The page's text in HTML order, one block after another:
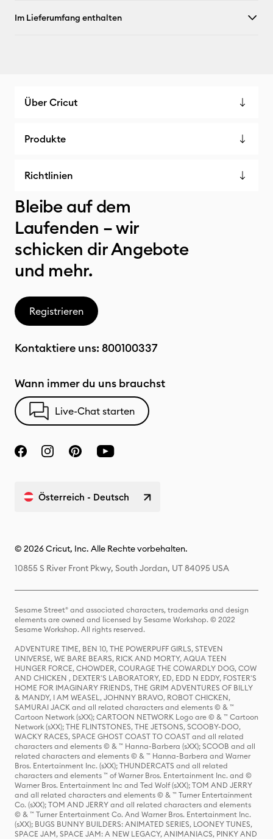
Im Lieferumfang enthalten
Über Cricut
Produkte
Richtlinien
Bleibe auf dem
Laufenden – wir
schicken dir Angebote
und mehr.
Registrieren
Kontaktiere uns: 800100337
Wann immer du uns brauchst
Live-Chat starten
Österreich - Deutsch
© 2026 Cricut, Inc. Alle Rechte vorbehalten.
10855 S River Front Pkwy, South Jordan, UT 84095 USA
Sesame Street® and associated characters, trademarks and design
elements are owned and licensed by Sesame Workshop. © 2022
Sesame Workshop. All rights reserved.
ADVENTURE TIME, BEN 10, THE POWERPUFF GIRLS, STEVEN
UNIVERSE, WE BARE BEARS, RICK AND MORTY, AQUA TEEN
HUNGER FORCE, CHOWDER, COURAGE THE COWARDLY DOG, COW
AND CHICKEN , DEXTER'S LABORATORY, ED, EDD N EDDY, FOSTER'S
HOME FOR IMAGINARY FRIENDS, THE GRIM ADVENTURES OF BILLY
& MANDY, I AM WEASEL, JOHNNY BRAVO, ROBOT CHICKEN,
SAMURAI JACK and all related characters and elements © & ™
Cartoon Network (sXX); CARTOON NETWORK Logo are © & ™ Cartoon
Network (sXX); THE FLINTSTONES, THE JETSONS, SCOOBY-DOO,
WACKY RACES, SPACE GHOST COAST TO COAST and all related
characters and elements © & ™ Hanna-Barbera (sXX); SCOOB and all
related characters and elements © & ™ Hanna-Barbera and Warner
Bros. Entertainment Inc. (sXX); THUNDERCATS and all related
characters and elements ™ of Warner Bros. Entertainment Inc. and ©
Warner Bros. Entertainment Inc and Ted Wolf (sXX); TOM AND JERRY
and all related characters and elements © & ™ Turner Entertainment
Co. (sXX); TOM AND JERRY and all related characters and elements
© & ™ Turner Entertainment Co. And Warner Bros. Entertainment Inc.
(sXX); BUGS BUNNY BUILDERS: ANIMATED SERIES, LOONEY TUNES,
SPACE JAM, SPACE JAM: A NEW LEGACY, ANIMANIACS, PINKY AND